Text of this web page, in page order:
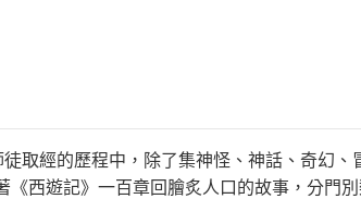
徒取經的歷程中，除了集神怪、神話、奇幻
西遊記》一百章回膾炙人口的故事，分門